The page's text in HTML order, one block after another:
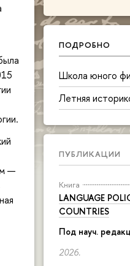
ПОДРОБНО
Школа юного
Летняя
ПУБЛИКАЦИИ
Книга
LANGUAGE
COUNTRIES
Под науч.
2026.
—